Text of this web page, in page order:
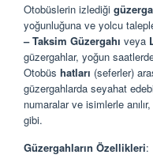
Otobüslerin izlediği
yoğunluğuna ve yolcu
– Taksim Güzergahı veya
güzergahlar, yoğun
Otobüs hatları (seferler)
güzergahlarda seyahat
numaralar ve isimlerle
gibi.
Güzergahların Özellikleri: